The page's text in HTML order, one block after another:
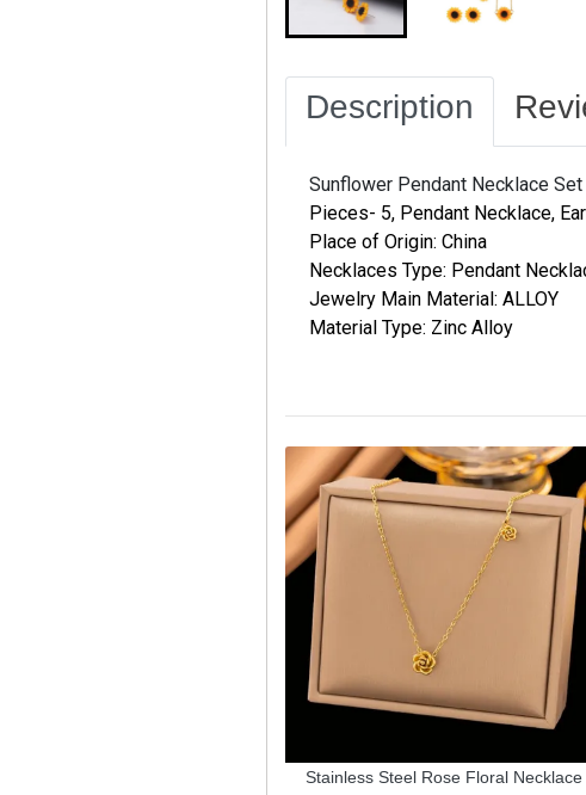
Description
Sunflower Pendant Necklace
Pieces- 5, Pendant Necklace,
Place of Origin: China
Necklaces Type: Pendant
Jewelry Main Material: ALLOY
Material Type: Zinc Alloy
Stainless Steel Rose Floral Necklace